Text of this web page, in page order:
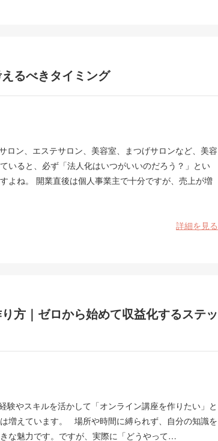
るべきタイミング
ロン、エステサロン、美容室、まつげサロンなど、美容
いると、必ず「法人化はいつがいいのだろう？」とい
よね。 開業直後は個人事業主で十分ですが、売上が増
詳細を見る
方｜ゼロから始めて収益化するステッ
やスキルを活かして「オンライン講座を作りたい」と
増えています。 場所や時間に縛られず、自分の知識を
な魅力です。ですが、実際に「どうやって…